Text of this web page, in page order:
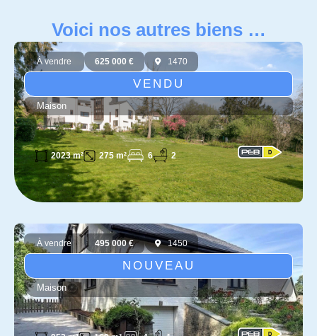
Voici nos autres biens …
À vendre 625 000 € 1470
VENDU
Maison
2023 m² 275 m² 6 2
À vendre 495 000 € 1450
NOUVEAU
Maison